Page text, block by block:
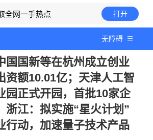
全网一手热点 打开
无障碍
国国新等在杭州成立创业
资额10.01亿；天津人工智
园正式开园，首批10家企
浙江：拟实施“星火计划”
行动，加速量子技术产品